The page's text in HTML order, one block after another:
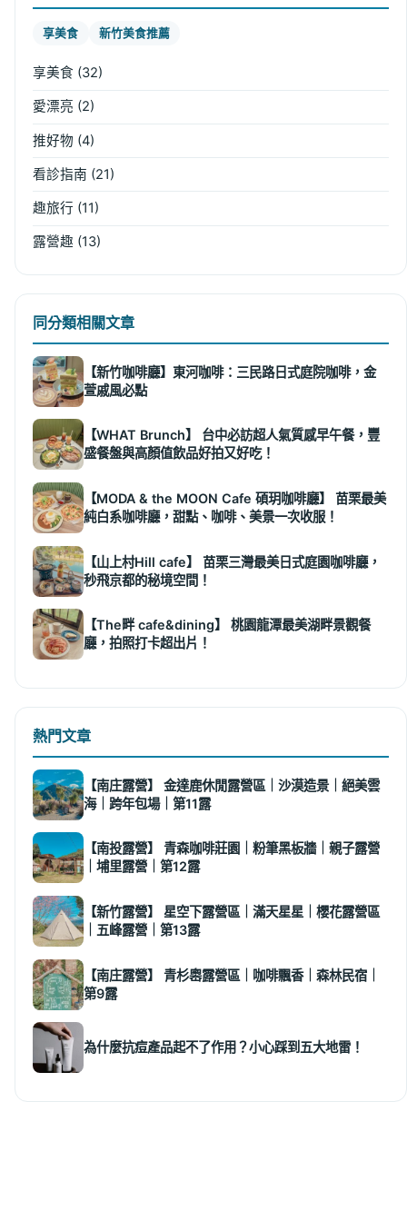
享美食 新竹美食推薦
享美食 (32)
愛漂亮 (2)
推好物 (4)
看診指南 (21)
趣旅行 (11)
露營趣 (13)
同分類相關文章
【新竹咖啡廳】東河咖啡：三民路日式庭院咖啡，金
萱戚風必點
【WHAT Brunch】 台中必訪超人氣質感早午餐，豐
盛餐盤與高顏值飲品好拍又好吃！
【MODA & the MOON Cafe 碩玥咖啡廳】 苗栗最美
純白系咖啡廳，甜點、咖啡、美景一次收服！
【山上村Hill cafe】 苗栗三灣最美日式庭園咖啡廳，
秒飛京都的秘境空間！
【The畔 cafe&dining】 桃園龍潭最美湖畔景觀餐
廳，拍照打卡超出片！
熱門文章
【南庄露營】 金達鹿休閒露營區｜沙漠造景｜絕美雲
海｜跨年包場｜第11露
【南投露營】 青森咖啡莊園｜粉筆黑板牆｜親子露營
｜埔里露營｜第12露
【新竹露營】 星空下露營區｜滿天星星｜櫻花露營區
｜五峰露營｜第13露
【南庄露營】 青杉嶴露營區｜咖啡飄香｜森林民宿｜
第9露
為什麼抗痘產品起不了作用？小心踩到五大地雷！